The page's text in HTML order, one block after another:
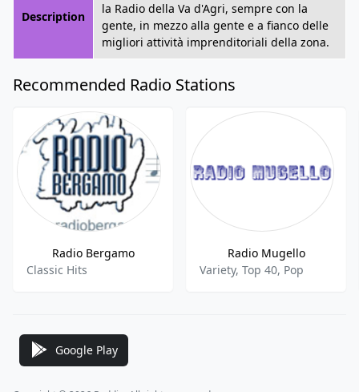
Description
la Radio della Va d'Agri, sempre con la
gente, in mezzo alla gente e a fianco delle
migliori attività imprenditoriali della zona.
Recommended Radio Stations
Radio Bergamo
Classic Hits
Radio Mugello
Variety, Top 40, Pop
Google Play